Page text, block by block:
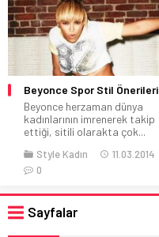
Beyonce Spor Stil Önerileri
Beyonce herzaman dünya
kadınlarının imrenerek takip
ettiği, sitili olarakta çok...
Style Kadın
11.03.2014
0
Sayfalar